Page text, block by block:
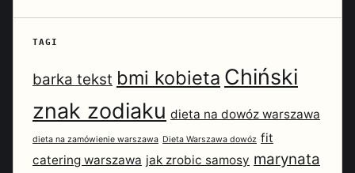
TAGI
barka tekst bmi kobieta Chiński
znak zodiaku dieta na dowóz warszawa
dieta na zamówienie warszawa Dieta Warszawa dowóz fit
catering warszawa jak zrobic samosy marynata